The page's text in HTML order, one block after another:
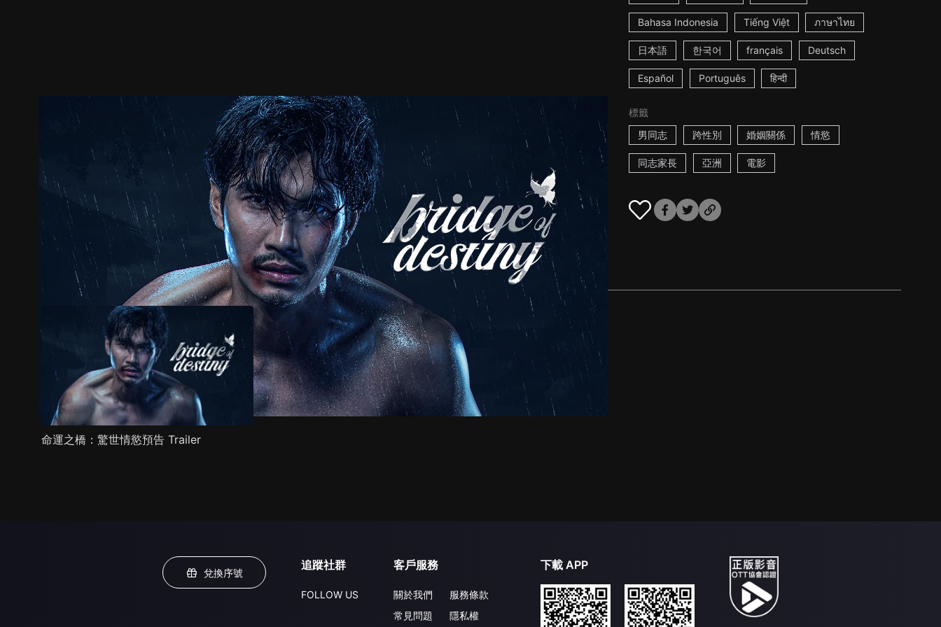
Bahasa Indonesia Tiếng Việt ภาษาไทย
日本語 한국어 français Deutsch
Español Português हिन्दी
標籤
男同志
跨性別 婚姻關係 情慾
同志家長 亞洲 電影
劇照 推薦影片 劇情介紹
命運之橋：驚世情慾預告 Trailer
兌換序號
追蹤社群
FOLLOW US
客戶服務
關於我們
常見問題
服務條款
隱私權
下載 APP